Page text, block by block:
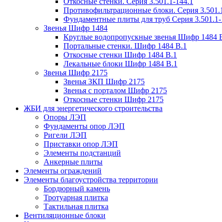
Противофильтрационные блоки. Серия
Фундаментные плиты для труб Серия 3.501.1-
Звенья Шифр 1484
Круглые водопропускные звенья Шифр 1484
Портальные стенки. Шифр 1484 В.1
Откосные стенки Шифр 1484 В.1
Лекальные блоки Шифр 1484 В.1
Звенья Шифр 2175
Звенья ЗКП Шифр 2175
Звенья с порталом Шифр 2175
Откосные стенки Шифр 2175
ЖБИ для энергетического строительства
Опоры ЛЭП
Фундаменты опор ЛЭП
Ригели ЛЭП
Приставки опор ЛЭП
Элементы подстанций
Анкерные плиты
Элементы ограждений
Элементы благоустройства территории
Бордюрный камень
Тротуарная плитка
Тактильная плитка
Вентиляционные блоки